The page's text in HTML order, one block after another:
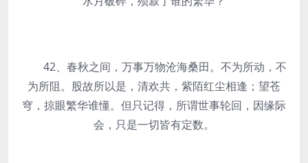
42、春秋之间，万事万物沧海桑田。不为所动，不
为所阻。股故所以是，清欢共，紫陌红尘相逢；望苍
穹，掠眼繁华谁懂。但只记得，所谓世事轮回，因缘际
会，只是一切皆有定数。